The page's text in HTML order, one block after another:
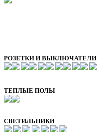
РОЗЕТКИ И ВЫКЛЮЧАТЕЛИ
ТЕПЛЫЕ ПОЛЫ
СВЕТИЛЬНИКИ